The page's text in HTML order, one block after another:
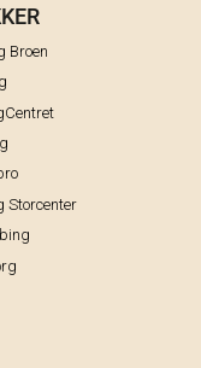
Broen
Storcenter